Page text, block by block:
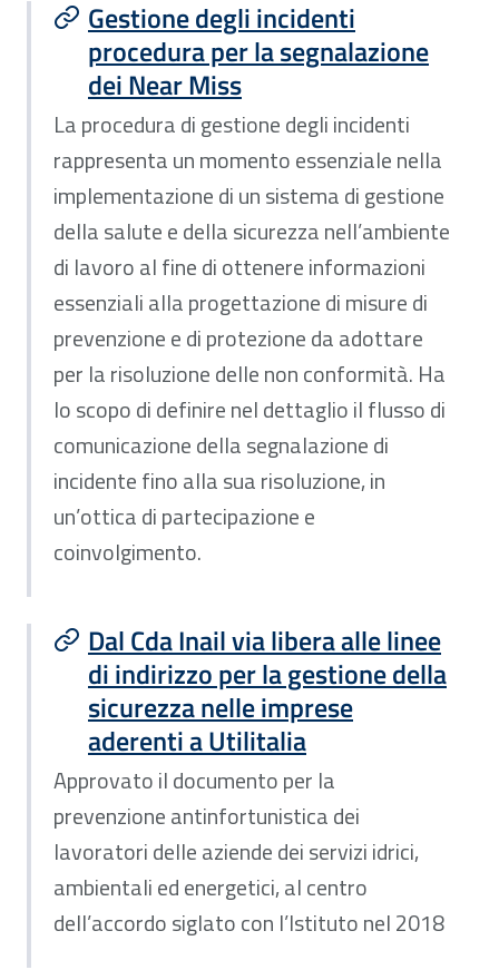
Gestione degli incidenti
procedura per la segnalazione
dei Near Miss
La procedura di gestione degli incidenti
rappresenta un momento essenziale nella
implementazione di un sistema di gestione
della salute e della sicurezza nell’ambiente
di lavoro al fine di ottenere informazioni
essenziali alla progettazione di misure di
prevenzione e di protezione da adottare
per la risoluzione delle non conformità. Ha
lo scopo di definire nel dettaglio il flusso di
comunicazione della segnalazione di
incidente fino alla sua risoluzione, in
un’ottica di partecipazione e
coinvolgimento.
Dal Cda Inail via libera alle linee
di indirizzo per la gestione della
sicurezza nelle imprese
aderenti a Utilitalia
Approvato il documento per la
prevenzione antinfortunistica dei
lavoratori delle aziende dei servizi idrici,
ambientali ed energetici, al centro
dell’accordo siglato con l’Istituto nel 2018